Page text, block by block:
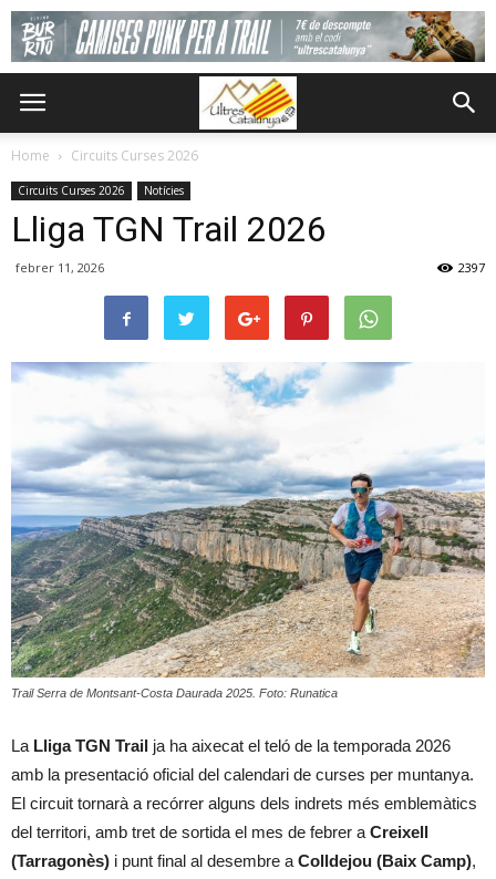
Home Circuits Curses 2026
Circuits Curses 2026 Notícies
Lliga TGN Trail 2026
febrer 11, 2026 2397
Trail Serra de Montsant-Costa Daurada 2025. Foto: Runatica
La Lliga TGN Trail ja ha aixecat el teló de la temporada 2026
amb la presentació oficial del calendari de curses per muntanya.
El circuit tornarà a recórrer alguns dels indrets més emblemàtics
del territori, amb tret de sortida el mes de febrer a Creixell
(Tarragonès) i punt final al desembre a Colldejou (Baix Camp),